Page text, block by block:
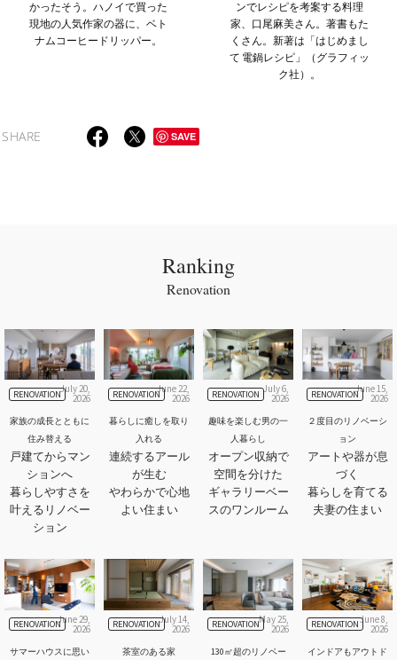
かったそう。ハノイで買った
現地の人気作家の器に、ベト
ナムコーヒードリッパー。
ンでレシピを考案する料理
家、口尾麻美さん。著書もた
くさん。新著は「はじめまし
て 電鍋レシピ」（グラフィッ
ク社）。
SHARE SAVE
Ranking
Renovation
RENOVATIONJuly 20,
2026
家族の成長とともに
住み替える
戸建てからマン
ションへ
暮らしやすさを
叶えるリノベー
ション
RENOVATIONJune 22,
2026
暮らしに癒しを取り
入れる
連続するアール
が生む
やわらかで心地
よい住まい
RENOVATION July 6,
2026
趣味を楽しむ男の一
人暮らし
オープン収納で
空間を分けた
ギャラリーベー
スのワンルーム
RENOVATIONJune 15,
2026
２度目のリノベーシ
ョン
アートや器が息
づく
暮らしを育てる
夫妻の住まい
RENOVATIONJune 29,
2026
サマーハウスに思い
RENOVATIONJuly 14,
2026
茶室のある家
RENOVATIONMay 25,
2026
130㎡超のリノベー
RENOVATIONJune 8,
2026
インドアもアウトド